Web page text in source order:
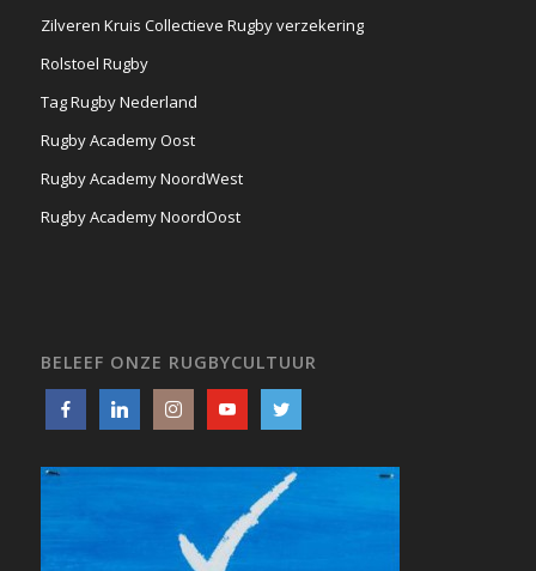
Zilveren Kruis Collectieve Rugby verzekering
Rolstoel Rugby
Tag Rugby Nederland
Rugby Academy Oost
Rugby Academy NoordWest
Rugby Academy NoordOost
BELEEF ONZE RUGBYCULTUUR